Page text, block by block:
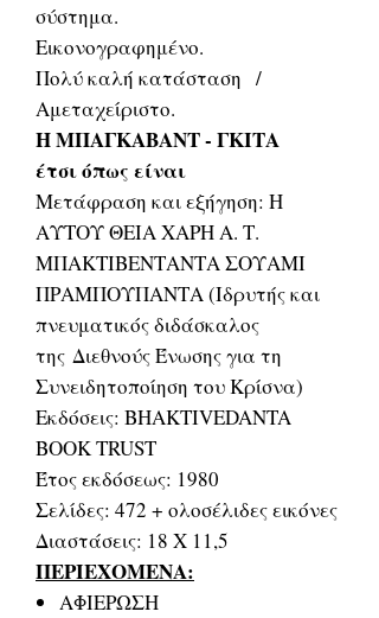
σύστημα.
Εικονογραφημένο.
Πολύ καλή κατάσταση /
Αμεταχείριστο.
Η ΜΠΑΓΚΑΒΑΝΤ - ΓΚΙΤΑ
έτσι όπως είναι
Μετάφραση και εξήγηση: Η
ΑΥΤΟΥ ΘΕΙΑ ΧΑΡΗ Α. Τ.
ΜΠΑΚΤΙΒΕΝΤΑΝΤΑ ΣΟΥΑΜΙ
ΠΡΑΜΠΟΥΠΑΝΤΑ (Ιδρυτής και
πνευματικός διδάσκαλος
της Διεθνούς Ένωσης για τη
Συνειδητοποίηση του Κρίσνα)
Εκδόσεις: BHAKTIVEDANTA
BOOK TRUST
Έτος εκδόσεως: 1980
Σελίδες: 472 + ολοσέλιδες εικόνες
Διαστάσεις: 18 Χ 11,5
ΠΕΡΙΕΧΟΜΕΝΑ:
ΑΦΙΕΡΩΣΗ